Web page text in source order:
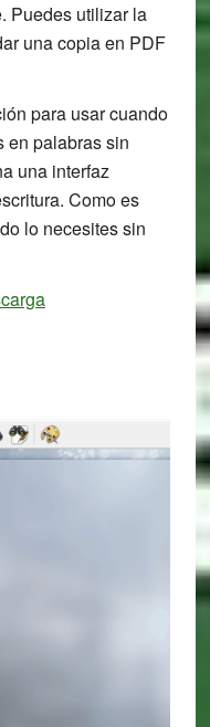
Puedes utilizar la
una copia en PDF
para usar cuando
en palabras sin
una interfaz
Como es
lo necesites sin